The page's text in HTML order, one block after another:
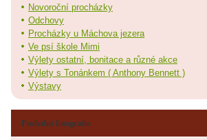
Novoroční procházky
Odchovy
Procházky u Máchova jezera
Ve psí škole Mimi
Výlety ostatní, bonitace a různé akce
Výlety s Tonánkem ( Anthony Bennett )
Výstavy
Poslední fotografie